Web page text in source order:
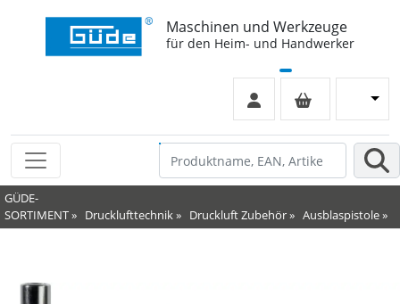
Maschinen und Werkzeuge
für den Heim- und Handwerker
GÜDE-
SORTIMENT» Drucklufttechnik» Druckluft Zubehör» Ausblaspistole»